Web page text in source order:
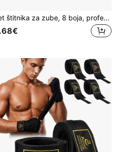
Set štitnika za zube, 8 boja, profesionalni štitnici za zube za boks, Muay Thai, MMA, hrvanje, hokej i druge kontaktne sportove, pogodno za odrasle i tinejdžere